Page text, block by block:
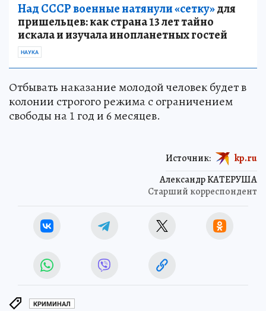
Над СССР военные натянули «сетку»для
пришельцев: как страна 13 лет тайно
искала и изучала инопланетных гостей
НАУКА
Отбывать наказание молодой человек будет в
колонии строгого режима с ограничением
свободы на 1 год и 6 месяцев.
Александр КАТЕРУША
Старший корреспондент
Источник: kp.ru
КРИМИНАЛ